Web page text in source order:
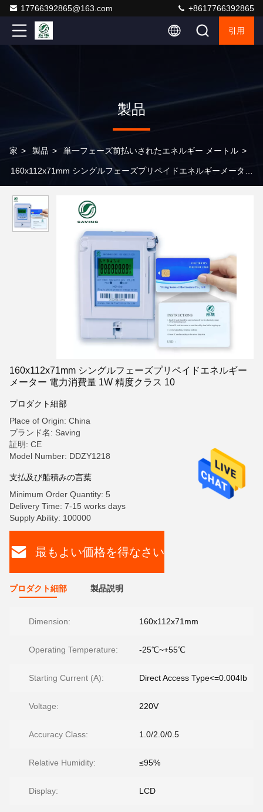
17766392865@163.com +8617766392865
引用
製品
家 > 製品 > 単一フェーズ前払いされたエネルギー メートル >
160x112x71mm シングルフェーズプリペイドエネルギーメーター
160x112x71mm シングルフェーズプリペイドエネルギー
メーター 電力消費量 1W 精度クラス 10
プロダクト細部
Place of Origin: China
ブランド名: Saving
証明: CE
Model Number: DDZY1218
支払及び船積みの言葉
Minimum Order Quantity: 5
Delivery Time: 7-15 works days
Supply Ability: 100000
最もよい価格を得なさい
プロダクト細部 製品説明
Dimension: 160x112x71mm
Operating Temperature: -25℃~+55℃
Starting Current (A): Direct Access Type<=0.004Ib
Voltage: 220V
Accuracy Class: 1.0/2.0/0.5
Relative Humidity: ≤95%
Display: LCD